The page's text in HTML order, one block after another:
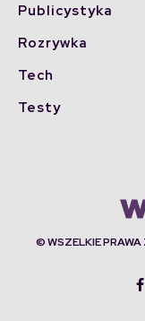
Publicystyka
Rozrywka
Tech
Testy
© WSZELKIE